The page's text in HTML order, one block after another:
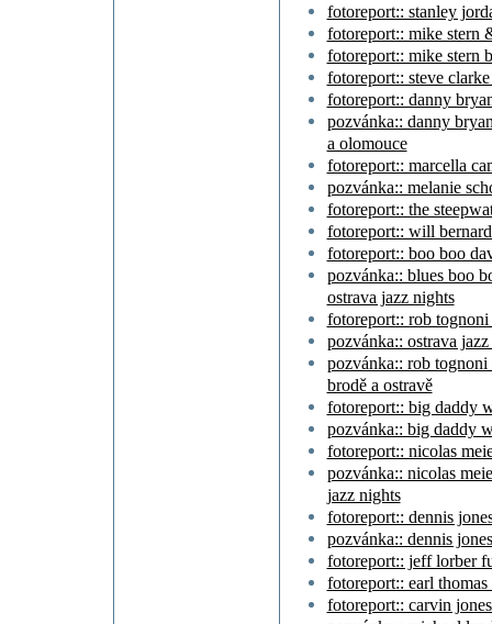
fotoreport:: stanley
fotoreport:: mike stern
fotoreport:: mike stern
fotoreport:: steve
fotoreport:: danny
pozvánka:: danny
a olomouce
fotoreport:: marcella
pozvánka:: melanie
fotoreport:: the
fotoreport:: will
fotoreport:: boo boo
pozvánka:: blues boo
ostrava jazz nights
fotoreport:: rob
pozvánka:: ostrava
pozvánka:: rob
brodě a ostravě
fotoreport:: big daddy
pozvánka:: big daddy
fotoreport:: nicolas
pozvánka:: nicolas
jazz nights
fotoreport:: dennis
pozvánka:: dennis
fotoreport:: jeff lorber
fotoreport:: earl
fotoreport:: carvin